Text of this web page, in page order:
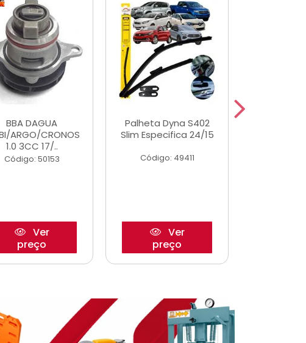
BBA DAGUA
ARGO/CRONOS
1.0 3CC 17/..
Código: 50153
Ver
preço
Palheta Dyna S402
Slim Especifica 24/15
Código: 49411
Ver
preço